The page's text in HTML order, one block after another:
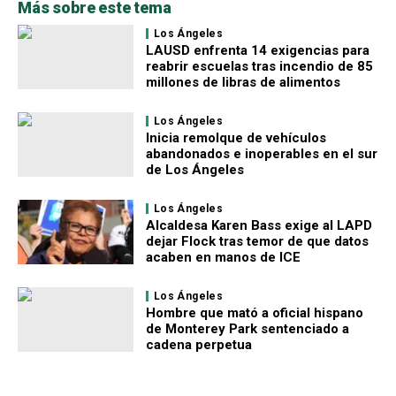
Más sobre este tema
Los Ángeles
LAUSD enfrenta 14 exigencias para
reabrir escuelas tras incendio de 85
millones de libras de alimentos
Los Ángeles
Inicia remolque de vehículos
abandonados e inoperables en el sur
de Los Ángeles
Los Ángeles
Alcaldesa Karen Bass exige al LAPD
dejar Flock tras temor de que datos
acaben en manos de ICE
Los Ángeles
Hombre que mató a oficial hispano
de Monterey Park sentenciado a
cadena perpetua